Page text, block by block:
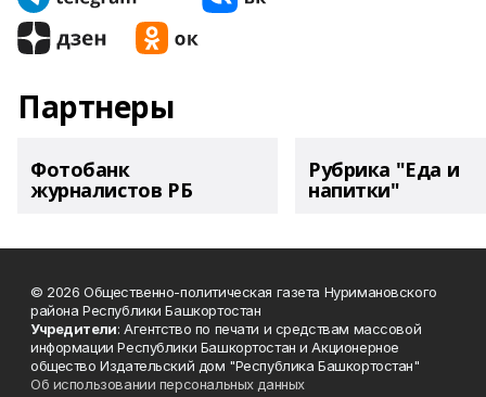
Партнеры
Фотобанк
журналистов РБ
Рубрика "Еда и
напитки"
© 2026 Общественно-политическая газета Нуримановского
района Республики Башкортостан
Учредители: Агентство по печати и средствам массовой
информации Республики Башкортостан и Акционерное
общество Издательский дом "Республика Башкортостан"
Об использовании персональных данных